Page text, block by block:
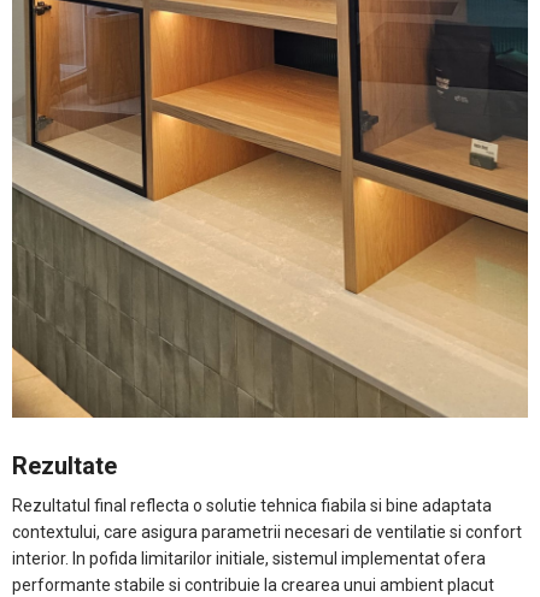
Rezultate
Rezultatul final reflecta o solutie tehnica fiabila si bine adaptata
contextului, care asigura parametrii necesari de ventilatie si confort
interior. In pofida limitarilor initiale, sistemul implementat ofera
performante stabile si contribuie la crearea unui ambient placut